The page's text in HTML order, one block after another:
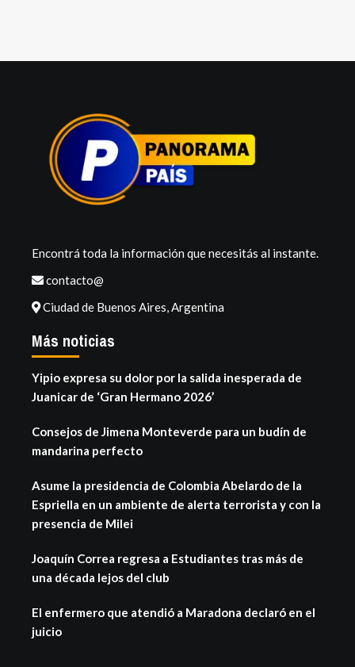
Encontrá toda la información que necesitás al instante.
contacto@
Ciudad de Buenos Aires, Argentina
Más noticias
Yipio expresa su dolor por la salida inesperada de
Juanicar de ‘Gran Hermano 2026’
Consejos de Jimena Monteverde para un budín de
mandarina perfecto
Asume la presidencia de Colombia Abelardo de la
Espriella en un ambiente de alerta terrorista y con la
presencia de Milei
Joaquín Correa regresa a Estudiantes tras más de
una década lejos del club
El enfermero que atendió a Maradona declaró en el
juicio